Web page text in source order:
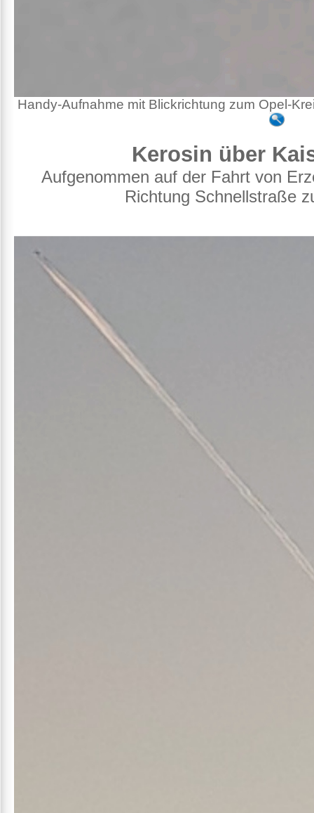
Handy-Aufnahme mit Blickrichtung zum
Kerosin über
Aufgenommen auf der Fahrt von
Richtung Schnellstraße